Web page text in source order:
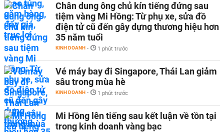
Chân dung ông chủ kín tiếng đứng sau
tiệm vàng Mi Hồng: Từ phụ xe, sửa đồ
điện tử cũ đến gây dựng thương hiệu hơn
35 năm tuổi
KINH DOANH - 1 phút trước
Vé máy bay đi Singapore, Thái Lan giảm
sâu trong mùa hè
KINH DOANH - 1 phút trước
Mi Hồng lên tiếng sau kết luận về tồn tại
trong kinh doanh vàng bạc